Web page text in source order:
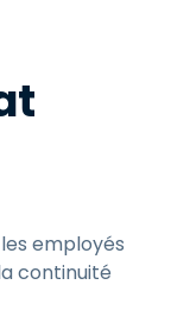
employés
continuité